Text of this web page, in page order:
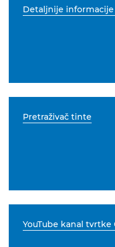
Detaljnije
Pretraživač tinte
YouTube kanal tvrtke